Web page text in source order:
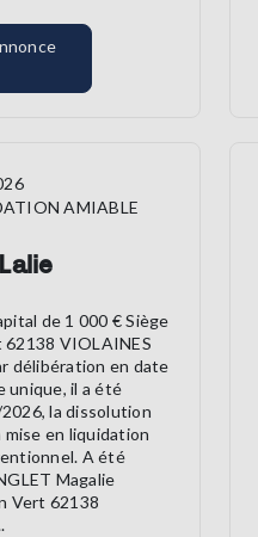
AMIABLE
de 1 000 € Siège
62138 VIOLAINES
délibération en date
unique, il a été
la dissolution
en liquidation
A été
Magalie
Vert 62138